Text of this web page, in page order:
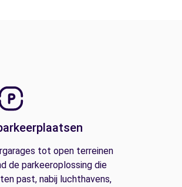
tot open terreinen
de parkeeroplossing die
past, nabij luchthavens,